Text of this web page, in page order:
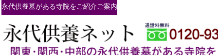
永代供養墓がある寺院をご紹介ご案内